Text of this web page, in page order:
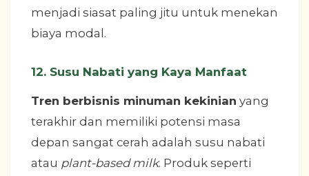
menjadi siasat paling jitu untuk menekan
biaya modal.
12. Susu Nabati yang Kaya Manfaat
Tren berbisnis minuman kekinian yang
terakhir dan memiliki potensi masa
depan sangat cerah adalah susu nabati
atau plant-based milk. Produk seperti